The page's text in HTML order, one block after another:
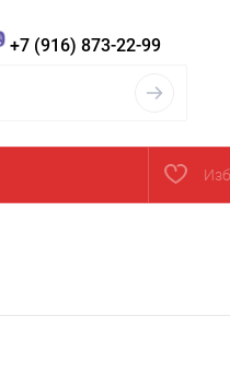
+7 (916) 873-22-99